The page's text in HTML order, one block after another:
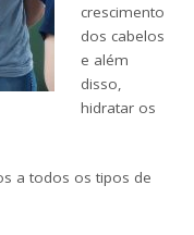
crescimento
dos cabelos
e além
disso,
hidratar os
a todos os tipos de